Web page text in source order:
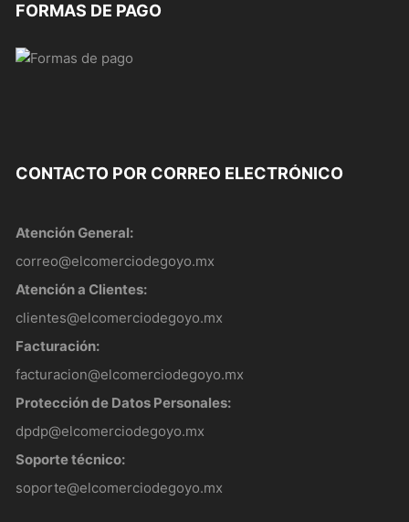
FORMAS DE PAGO
CONTACTO POR CORREO ELECTRÓNICO
Atención General:
correo@elcomerciodegoyo.mx
Atención a Clientes:
clientes@elcomerciodegoyo.mx
Facturación:
facturacion@elcomerciodegoyo.mx
Protección de Datos Personales:
dpdp@elcomerciodegoyo.mx
Soporte técnico:
soporte@elcomerciodegoyo.mx